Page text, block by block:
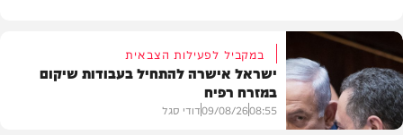
במקביל לפעילות הצבאית
ישראל אישרה להתחיל בעבודות שיקום
במזרח רפיח
08:55
09/08/26דודי סגל